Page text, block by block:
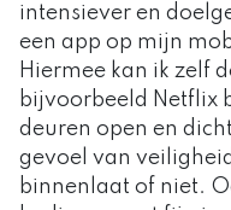
intensiever en
een app op mijn
Hiermee kan ik zelf
bijvoorbeeld Netflix
deuren open en
gevoel van
binnenlaat of niet.